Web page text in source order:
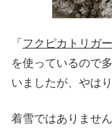
「 フクピカトリガ
を使っているので
いましたが、やは
着雪ではありませ